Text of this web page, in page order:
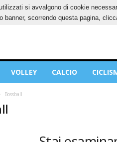
2026 CONTATTI COOKIES
VOLLEY CALCIO
Bossball
si avvalgono di cookie
banner, scorrendo questa pagina,